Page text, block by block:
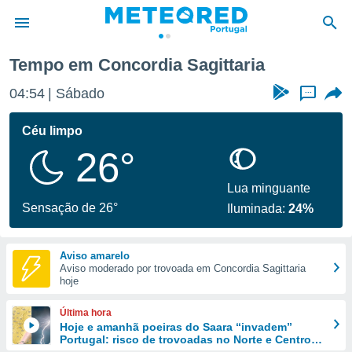
da
foi
fornecidas
a este
das
e
forma
digital
Tempo em Concordia Sagittaria
04:54 Sábado ...
Céu limpo
26°
Sensação de 26°
Lua minguante
Iluminada:24%
Aviso amarelo
Aviso moderado por trovoada em Concordia Sagittaria
hoje
Última hora
Hoje e amanhã poeiras do Saara “invadem”
Portugal: risco de trovoadas no Norte e Centro